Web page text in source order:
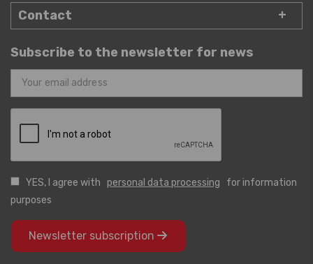
Contact
Subscribe to the newsletter for news
YES, I agree with personal data processing for information
purposes
Newsletter subscription